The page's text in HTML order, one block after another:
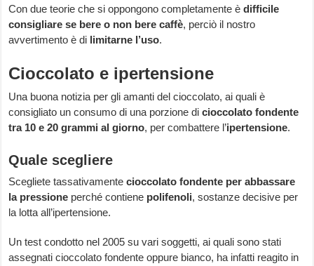
Con due teorie che si oppongono completamente èdifficile
consigliare se bere o non bere caffè, perciò il nostro
avvertimento è di limitarne l’uso.
Cioccolato e ipertensione
Una buona notizia per gli amanti del cioccolato, ai quali è
consigliato un consumo di una porzione dicioccolato fondente
tra 10 e 20 grammi al giorno, per combattere l’ipertensione.
Quale scegliere
Scegliete tassativamentecioccolato fondente per abbassare
la pressione perché contiene polifenoli, sostanze decisive per
la lotta all’ipertensione.
Un test condotto nel 2005 su vari soggetti, ai quali sono stati
assegnati cioccolato fondente oppure bianco, ha infatti reagito in